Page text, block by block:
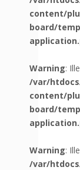
content/
board/
Warning:
/var/
content/
board/
Warning:
/var/